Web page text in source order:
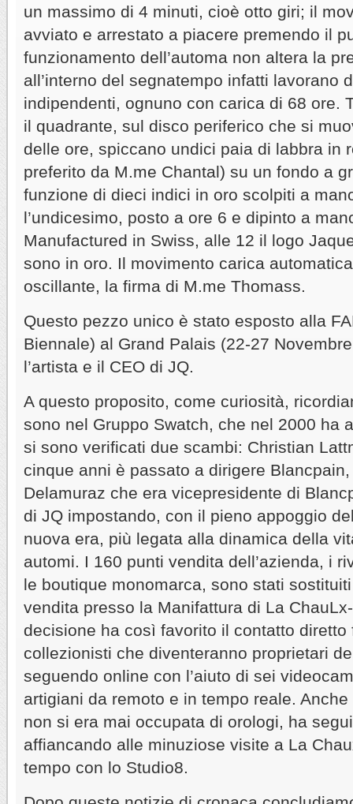
un massimo di 4 minuti, cioè otto giri; il
avviato e arrestato a piacere premendo il
funzionamento dell’automa non altera la
all’interno del segnatempo infatti lavorano
indipendenti, ognuno con carica di 68 ore.
il quadrante, sul disco periferico che si
delle ore, spiccano undici paia di labbra in
preferito da M.me Chantal) su un fondo a
funzione di dieci indici in oro scolpiti a
l’undicesimo, posto a ore 6 e dipinto a
Manufactured in Swiss, alle 12 il logo
sono in oro. Il movimento carica
oscillante, la firma di M.me Thomass.
Questo pezzo unico è stato esposto alla
Biennale) al Grand Palais (22-27
l’artista e il CEO di JQ.
A questo proposito, come curiosità,
sono nel Gruppo Swatch, che nel 2000 ha
si sono verificati due scambi: Christian
cinque anni è passato a dirigere
Delamuraz che era vicepresidente di
di JQ impostando, con il pieno appoggio
nuova era, più legata alla dinamica della
automi. I 160 punti vendita dell’azienda, i
le boutique monomarca, sono stati
vendita presso la Manifattura di La
decisione ha così favorito il contatto
collezionisti che diventeranno proprietari
seguendo online con l’aiuto di sei
artigiani da remoto e in tempo reale.
non si era mai occupata di orologi, ha
affiancando alle minuziose visite a La
tempo con lo Studio8.